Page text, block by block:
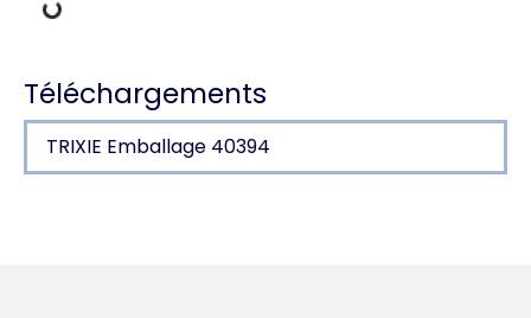
charger des données
Téléchargements
TRIXIE Emballage 40394